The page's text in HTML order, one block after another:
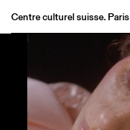
Centre culturel suisse. Paris
Agenda
Buvette
Archives